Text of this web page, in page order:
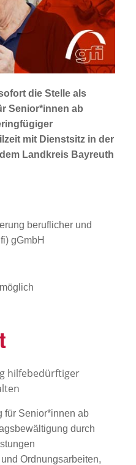
die Stelle als
Senior*innen ab
mit Dienstsitz in der
Landkreis Bayreuth
beruflicher und
gGmbH
hilfebedürftiger
für Senior*innen ab
durch
Ordnungsarbeiten,